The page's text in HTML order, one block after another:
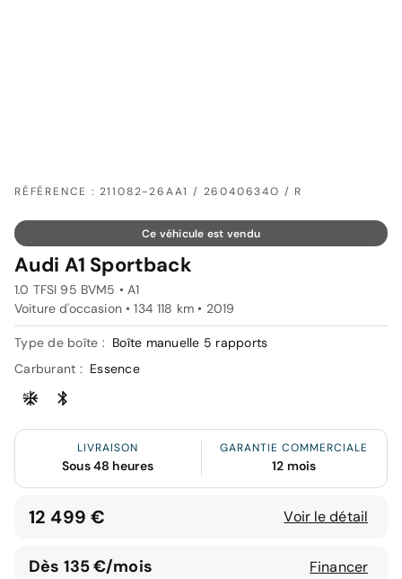
RÉFÉRENCE : 211082-26AA1 / 26040634O / R
Ce véhicule est vendu
Audi A1 Sportback
1.0 TFSI 95 BVM5 • A1
Voiture d'occasion • 134 118 km • 2019
Type de boîte : Boîte manuelle 5 rapports
Carburant : Essence
LIVRAISON
Sous 48 heures
GARANTIE COMMERCIALE
12 mois
12 499 € Voir le détail
Dès 135 €/mois Financer